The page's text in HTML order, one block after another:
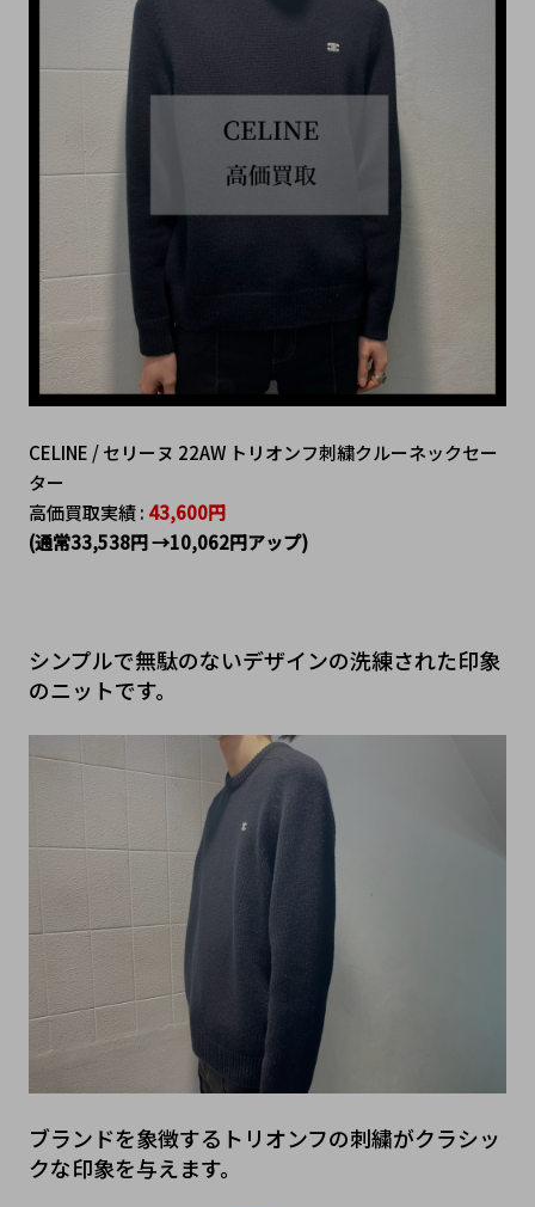
CELINE / セリーヌ 22AW トリオンフ刺繍クルーネックセー
ター
高価買取実績 : 43,600円
(通常33,538円 →10,062円アップ)
シンプルで無駄のないデザインの洗練された印象
のニットです。
ブランドを象徴するトリオンフの刺繍がクラシッ
クな印象を与えます。